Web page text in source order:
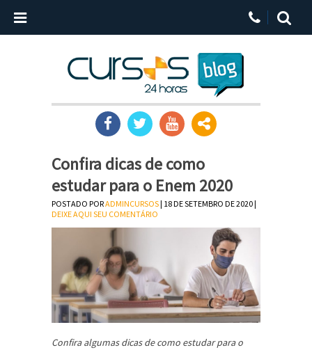
Confira dicas de como
estudar para o Enem 2020
POSTADO PORADMINCURSOS| 18 DE SETEMBRO DE 2020 |
DEIXE AQUI SEU COMENTÁRIO
Confira algumas dicas de como estudar para o